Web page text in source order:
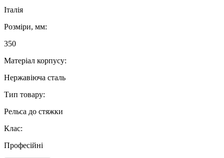
Італія
Розміри, мм:
350
Матеріал корпусу:
Нержавіюча сталь
Тип товару:
Рельса до стяжки
Клас:
Професійні